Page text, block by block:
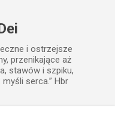
i ostrzejsze
przenikające aż
stawów i szpiku,
serca.” Hbr